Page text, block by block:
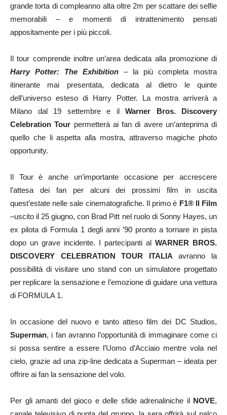
grande torta di compleanno alta oltre 2m per scattare dei selfie
memorabili – e momenti di intrattenimento pensati
appositamente per i più piccoli.
Il tour comprende inoltre un’area dedicata alla promozione di
Harry Potter: The Exhibition – la più completa mostra
itinerante mai presentata, dedicata al dietro le quinte
dell’universo esteso di Harry Potter. La mostra arriverà a
Milano dal 19 settembre e il Warner Bros. Discovery
Celebration Tour permetterà ai fan di avere un’anteprima di
quello che li aspetta alla mostra, attraverso magiche photo
opportunity.
Il Tour è anche un’importante occasione per accrescere
l’attesa dei fan per alcuni dei prossimi film in uscita
quest’estate nelle sale cinematografiche. Il primo è F1® Il Film
–uscito il 25 giugno, con Brad Pitt nel ruolo di Sonny Hayes, un
ex pilota di Formula 1 degli anni ’90 pronto a tornare in pista
dopo un grave incidente. I partecipanti al WARNER BROS.
DISCOVERY CELEBRATION TOUR ITALIA avranno la
possibilità di visitare uno stand con un simulatore progettato
per replicare la sensazione e l’emozione di guidare una vettura
di FORMULA 1.
In occasione del nuovo e tanto atteso film dei DC Studios,
Superman, i fan avranno l’opportunità di immaginare come ci
si possa sentire a essere l’Uomo d’Acciaio mentre vola nel
cielo, grazie ad una zip-line dedicata a Superman – ideata per
offrire ai fan la sensazione del volo.
Per gli amanti del gioco e delle sfide adrenaliniche il NOVE,